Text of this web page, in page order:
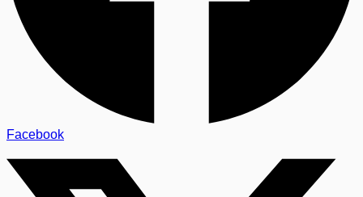
Facebook